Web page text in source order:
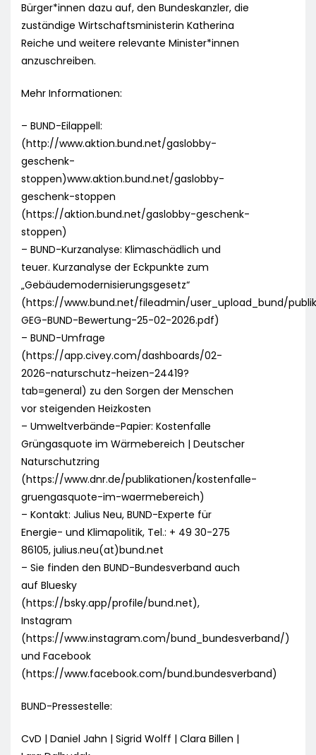
Bürger*innen dazu auf, den Bundeskanzler, die
zuständige Wirtschaftsministerin Katherina
Reiche und weitere relevante Minister*innen
anzuschreiben.
Mehr Informationen:
– BUND-Eilappell:
(http://www.aktion.bund.net/gaslobby-
geschenk-
stoppen)www.aktion.bund.net/gaslobby-
geschenk-stoppen
(https://aktion.bund.net/gaslobby-geschenk-
stoppen)
– BUND-Kurzanalyse: Klimaschädlich und
teuer. Kurzanalyse der Eckpunkte zum
„Gebäudemodernisierungsgesetz“
(https://www.bund.net/fileadmin/user_upload_bund/
GEG-BUND-Bewertung-25-02-2026.pdf)
– BUND-Umfrage
(https://app.civey.com/dashboards/02-
2026-naturschutz-heizen-24419?
tab=general) zu den Sorgen der Menschen
vor steigenden Heizkosten
– Umweltverbände-Papier: Kostenfalle
Grüngasquote im Wärmebereich | Deutscher
Naturschutzring
(https://www.dnr.de/publikationen/kostenfalle-
gruengasquote-im-waermebereich)
– Kontakt: Julius Neu, BUND-Experte für
Energie- und Klimapolitik, Tel.: + 49 30-275
86105, julius.neu(at)bund.net
– Sie finden den BUND-Bundesverband auch
auf Bluesky
(https://bsky.app/profile/bund.net),
Instagram
(https://www.instagram.com/bund_bundesverband/)
und Facebook
(https://www.facebook.com/bund.bundesverband)
BUND-Pressestelle:
CvD | Daniel Jahn | Sigrid Wolff | Clara Billen |